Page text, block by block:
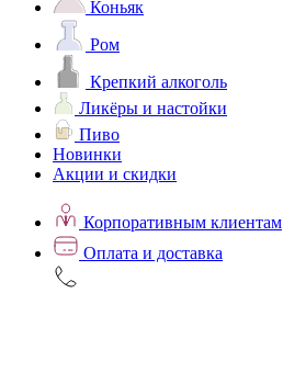
Коньяк
Ром
Крепкий алкоголь
Ликёры и настойки
Пиво
Новинки
Акции и скидки
Корпоративным клиентам
Оплата и доставка